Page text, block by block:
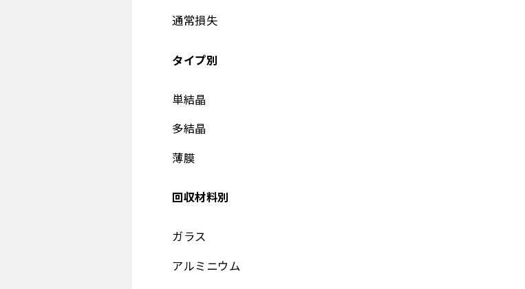
通常損失
タイプ別
単結晶
多結晶
薄膜
回収材料別
ガラス
アルミニウム